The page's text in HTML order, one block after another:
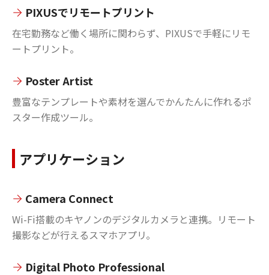
PIXUSでリモートプリント
在宅勤務など働く場所に関わらず、PIXUSで手軽にリモ
ートプリント。
Poster Artist
豊富なテンプレートや素材を選んでかんたんに作れるポ
スター作成ツール。
アプリケーション
Camera Connect
Wi-Fi搭載のキヤノンのデジタルカメラと連携。リモート
撮影などが行えるスマホアプリ。
Digital Photo Professional